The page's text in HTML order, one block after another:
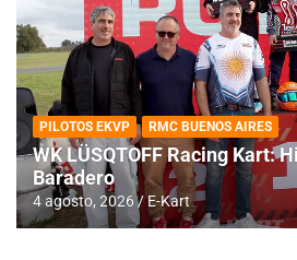
PILOTOS EKVP RMC BUENOS AIRES
WK LÜSQTOFF Racing Kart:
Baradero
4 agosto, 2026 E-Kart